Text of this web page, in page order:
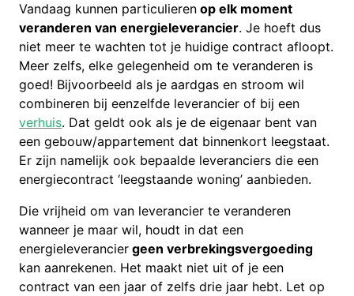
Vandaag kunnen particulieren op elk moment
veranderen van energieleverancier. Je hoeft dus
niet meer te wachten tot je huidige contract afloopt.
Meer zelfs, elke gelegenheid om te veranderen is
goed! Bijvoorbeeld als je aardgas en stroom wil
combineren bij eenzelfde leverancier of bij een
verhuis. Dat geldt ook als je de eigenaar bent van
een gebouw/appartement dat binnenkort leegstaat.
Er zijn namelijk ook bepaalde leveranciers die een
energiecontract ‘leegstaande woning’ aanbieden.
Die vrijheid om van leverancier te veranderen
wanneer je maar wil, houdt in dat een
energieleverancier geen verbrekingsvergoeding
kan aanrekenen. Het maakt niet uit of je een
contract van een jaar of zelfs drie jaar hebt. Let op